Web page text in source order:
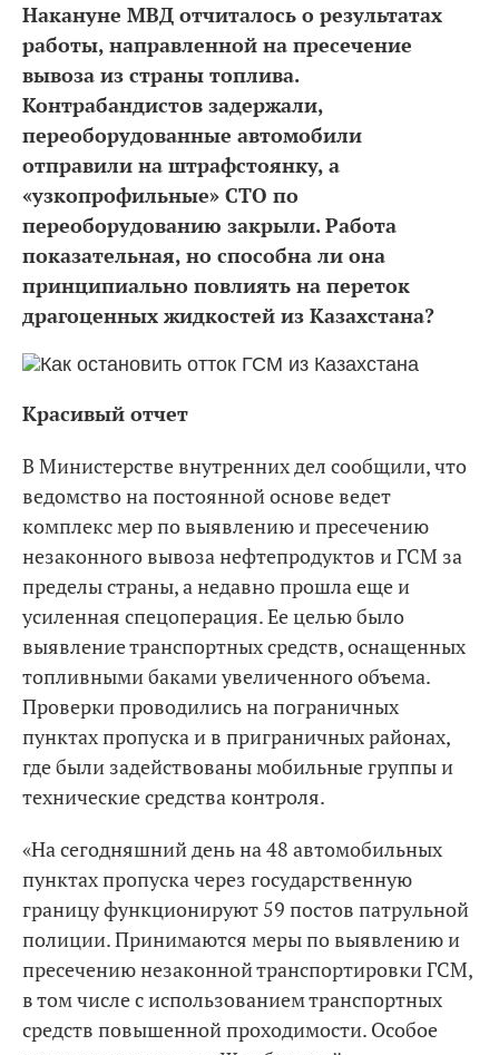
Накануне МВД отчиталось о результатах
работы, направленной на пресечение
вывоза из страны топлива.
Контрабандистов задержали,
переоборудованные автомобили
отправили на штрафстоянку, а
«узкопрофильные» СТО по
переоборудованию закрыли. Работа
показательная, но способна ли она
принципиально повлиять на переток
драгоценных жидкостей из Казахстана?
Красивый отчет
В Министерстве внутренних дел сообщили, что
ведомство на постоянной основе ведет
комплекс мер по выявлению и пресечению
незаконного вывоза нефтепродуктов и ГСМ за
пределы страны, а недавно прошла еще и
усиленная спецоперация. Ее целью было
выявление транспортных средств, оснащенных
топливными баками увеличенного объема.
Проверки проводились на пограничных
пунктах пропуска и в приграничных районах,
где были задействованы мобильные группы и
технические средства контроля.
«На сегодняшний день на 48 автомобильных
пунктах пропуска через государственную
границу функционируют 59 постов патрульной
полиции. Принимаются меры по выявлению и
пресечению незаконной транспортировки ГСМ,
в том числе с использованием транспортных
средств повышенной проходимости. Особое